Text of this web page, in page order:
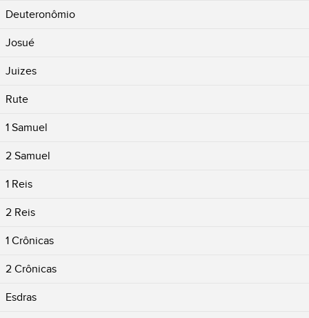
Deuteronômio
Josué
Juizes
Rute
1 Samuel
2 Samuel
1 Reis
2 Reis
1 Crônicas
2 Crônicas
Esdras